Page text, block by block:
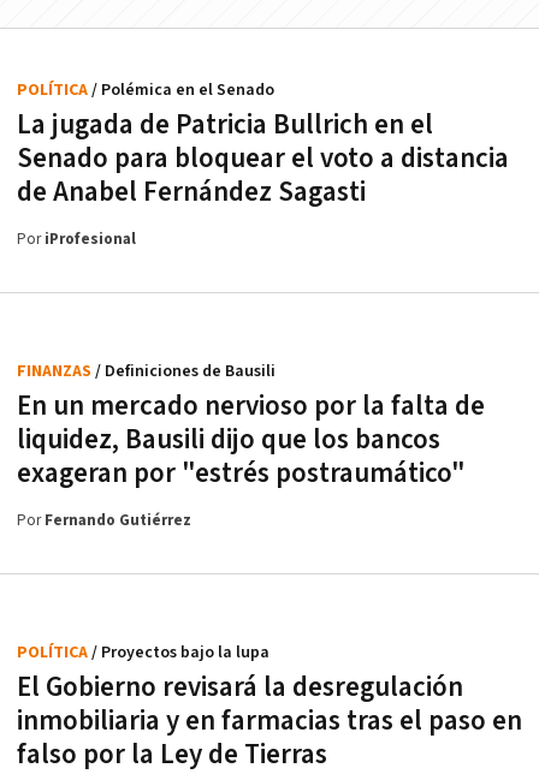
La jugada de Patricia Bullrich en el
Senado para bloquear el voto a distancia
de Anabel Fernández Sagasti
POLÍTICA/ Polémica en el Senado
PoriProfesional
En un mercado nervioso por la falta de
liquidez, Bausili dijo que los bancos
exageran por "estrés postraumático"
FINANZAS / Definiciones de Bausili
PorFernando Gutiérrez
El Gobierno revisará la desregulación
inmobiliaria y en farmacias tras el paso en
falso por la Ley de Tierras
POLÍTICA/ Proyectos bajo la lupa